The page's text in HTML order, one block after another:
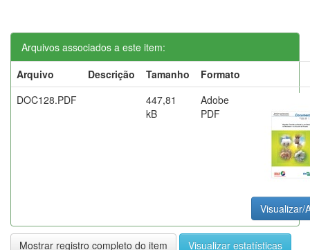
Arquivos associados a este item:
Arquivo
Descrição Tamanho
Formato
DOC128.PDF
447,81
kB
Adobe
PDF
Visualizar/
Mostrar registro completo do item Visualizar estatísticas